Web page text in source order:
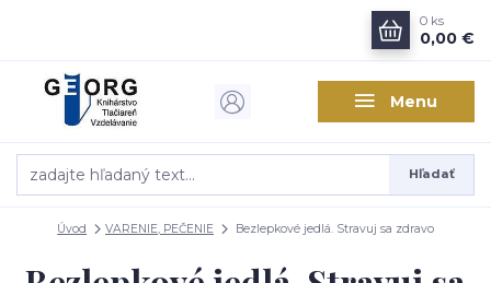
Menu
Hľadať
0 ks
0,00 €
Úvod VARENIE, PEČENIE Bezlepkové jedlá. Stravuj sa zdravo